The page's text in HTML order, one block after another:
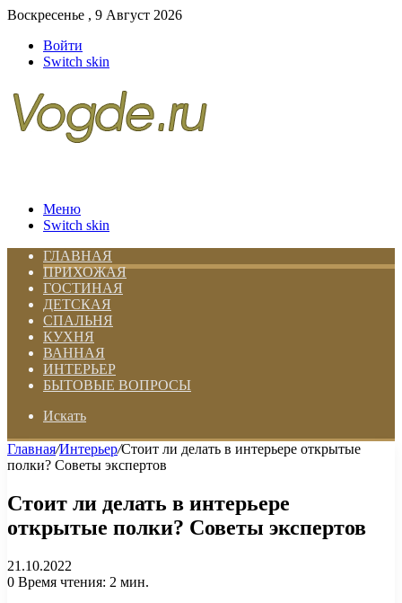
Воскресенье , 9 Август 2026
Войти
Switch skin
Меню
Switch skin
ГЛАВНАЯ
ПРИХОЖАЯ
ГОСТИНАЯ
ДЕТСКАЯ
СПАЛЬНЯ
КУХНЯ
ВАННАЯ
ИНТЕРЬЕР
БЫТОВЫЕ ВОПРОСЫ
Искать
Главная/Интерьер/Стоит ли делать в интерьере открытые
полки? Советы экспертов
Стоит ли делать в интерьере
открытые полки? Советы экспертов
21.10.2022
0 Время чтения: 2 мин.